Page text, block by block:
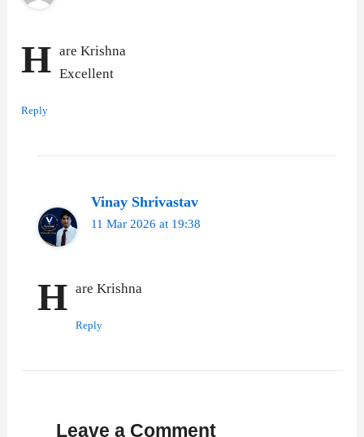
H are Krishna
Excellent
Reply
Vinay Shrivastav
11 Mar 2026 at 19:38
H are Krishna
Reply
Leave a Comment